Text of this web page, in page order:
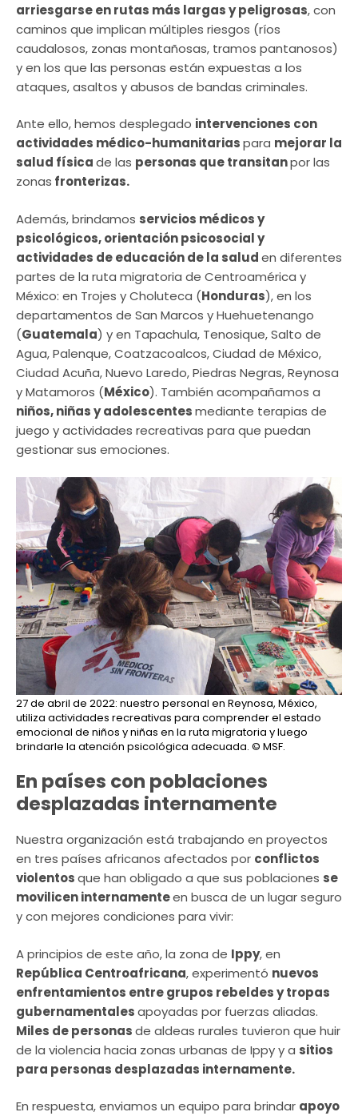
arriesgarse en rutas más largas y peligrosas, con
caminos que implican múltiples riesgos (ríos
caudalosos, zonas montañosas, tramos pantanosos)
y en los que las personas están expuestas a los
ataques, asaltos y abusos de bandas criminales.
Ante ello, hemos desplegado intervenciones con
actividades médico-humanitariaspara mejorar la
salud físicade las personas que transitanpor las
zonas fronterizas.
Además, brindamos servicios médicos y
psicológicos, orientación psicosocial y
actividades de educación de la saluden diferentes
partes de la ruta migratoria de Centroamérica y
México: en Trojes y Choluteca (Honduras), en los
departamentos de San Marcos y Huehuetenango
(Guatemala) y en Tapachula, Tenosique, Salto de
Agua, Palenque, Coatzacoalcos, Ciudad de México,
Ciudad Acuña, Nuevo Laredo, Piedras Negras, Reynosa
y Matamoros (México). También acompañamos a
niños, niñas y adolescentesmediante terapias de
juego y actividades recreativas para que puedan
gestionar sus emociones.
27 de abril de 2022: nuestro personal en Reynosa, México,
utiliza actividades recreativas para comprender el estado
emocional de niños y niñas en la ruta migratoria y luego
brindarle la atención psicológica adecuada. © MSF.
En países con poblaciones
desplazadas internamente
Nuestra organización está trabajando en proyectos
en tres países africanos afectados por conflictos
violentosque han obligado a que sus poblaciones se
movilicen internamenteen busca de un lugar seguro
y con mejores condiciones para vivir:
A principios de este año, la zona de Ippy, en
República Centroafricana, experimentó nuevos
enfrentamientos entre grupos rebeldes y tropas
gubernamentalesapoyadas por fuerzas aliadas.
Miles de personasde aldeas rurales tuvieron que huir
de la violencia hacia zonas urbanas de Ippy y a sitios
para personas desplazadas internamente.
En respuesta, enviamos un equipo para brindar apoyo